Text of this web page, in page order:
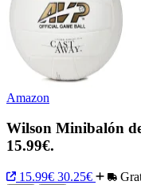
Amazon
Wilson Minibalón
15.99€.
15.99€ 30.25€